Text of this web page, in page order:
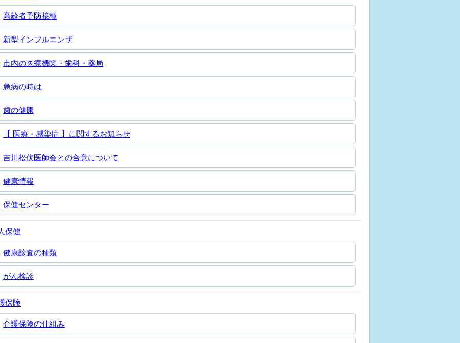
高齢者予防接種
新型インフルエンザ
市内の医療機関・歯科・薬局
急病の時は
歯の健康
【 医療・感染症 】に関するお知らせ
吉川松伏医師会との合意について
健康情報
保健センター
保健
健康診査の種類
がん検診
保険
介護保険の仕組み